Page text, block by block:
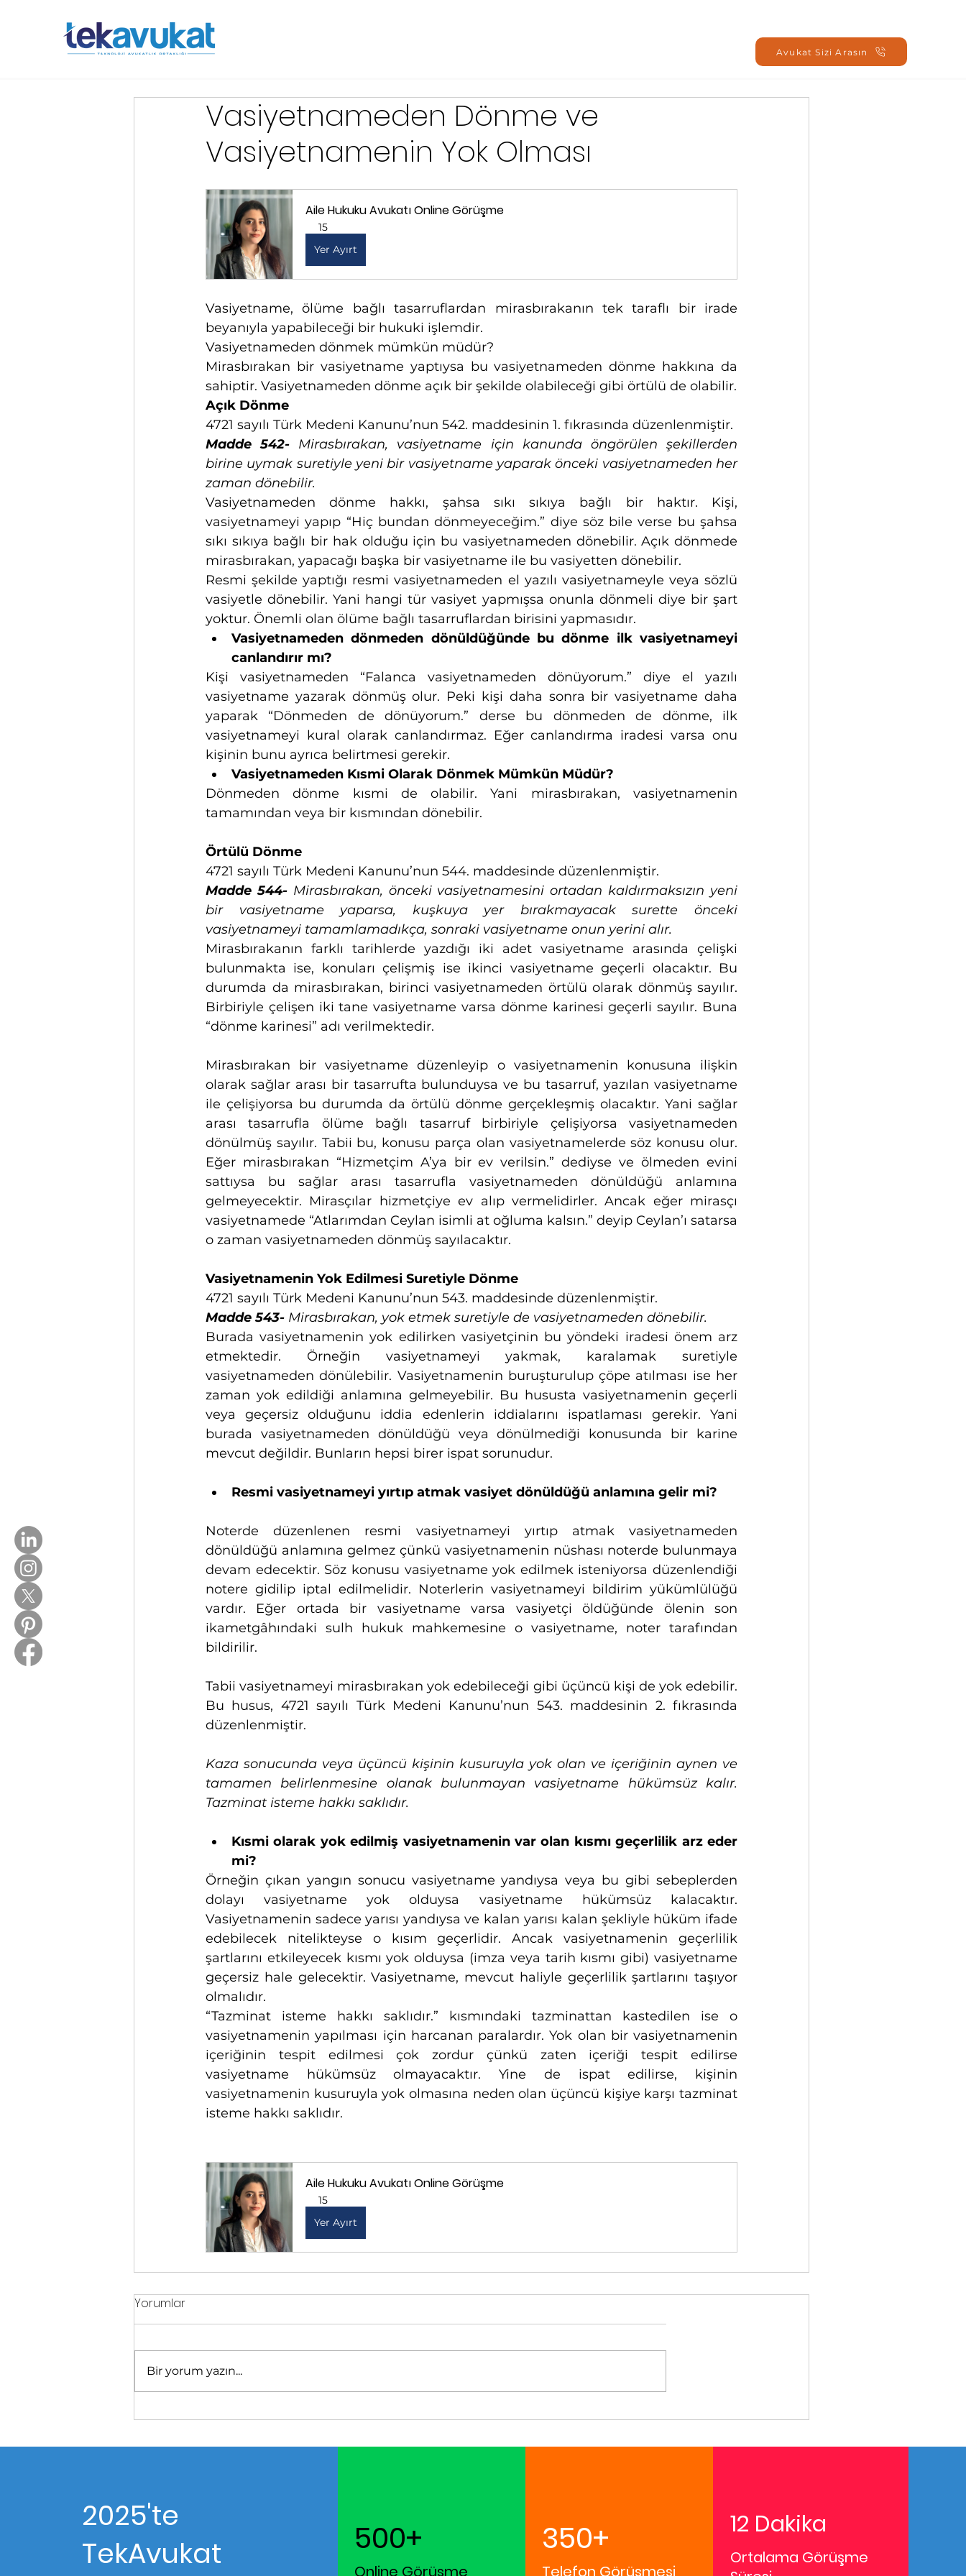
Avukat Sizi Arasın
Vasiyetnameden Dönme ve
Vasiyetnamenin Yok Olması
Aile Hukuku Avukatı Online Görüşme
15
Yer Ayırt
Vasiyetname, ölüme bağlı tasarruflardan mirasbırakanın tek taraflı bir irade
beyanıyla yapabileceği bir hukuki işlemdir.
Vasiyetnameden dönmek mümkün müdür?
Mirasbırakan bir vasiyetname yaptıysa bu vasiyetnameden dönme hakkına da
sahiptir. Vasiyetnameden dönme açık bir şekilde olabileceği gibi örtülü de olabilir.
Açık Dönme
4721 sayılı Türk Medeni Kanunu’nun 542. maddesinin 1. fıkrasında düzenlenmiştir.
Madde 542- Mirasbırakan, vasiyetname için kanunda öngörülen şekillerden
birine uymak suretiyle yeni bir vasiyetname yaparak önceki vasiyetnameden her
zaman dönebilir.
Vasiyetnameden dönme hakkı, şahsa sıkı sıkıya bağlı bir haktır. Kişi,
vasiyetnameyi yapıp “Hiç bundan dönmeyeceğim.” diye söz bile verse bu şahsa
sıkı sıkıya bağlı bir hak olduğu için bu vasiyetnameden dönebilir. Açık dönmede
mirasbırakan, yapacağı başka bir vasiyetname ile bu vasiyetten dönebilir.
Resmi şekilde yaptığı resmi vasiyetnameden el yazılı vasiyetnameyle veya sözlü
vasiyetle dönebilir. Yani hangi tür vasiyet yapmışsa onunla dönmeli diye bir şart
yoktur. Önemli olan ölüme bağlı tasarruflardan birisini yapmasıdır.
Vasiyetnameden dönmeden dönüldüğünde bu dönme ilk vasiyetnameyi
canlandırır mı?
Kişi vasiyetnameden “Falanca vasiyetnameden dönüyorum.” diye el yazılı
vasiyetname yazarak dönmüş olur. Peki kişi daha sonra bir vasiyetname daha
yaparak “Dönmeden de dönüyorum.” derse bu dönmeden de dönme, ilk
vasiyetnameyi kural olarak canlandırmaz. Eğer canlandırma iradesi varsa onu
kişinin bunu ayrıca belirtmesi gerekir.
Vasiyetnameden Kısmi Olarak Dönmek Mümkün Müdür?
Dönmeden dönme kısmi de olabilir. Yani mirasbırakan, vasiyetnamenin
tamamından veya bir kısmından dönebilir.
Örtülü Dönme
4721 sayılı Türk Medeni Kanunu’nun 544. maddesinde düzenlenmiştir.
Madde 544- Mirasbırakan, önceki vasiyetnamesini ortadan kaldırmaksızın yeni
bir vasiyetname yaparsa, kuşkuya yer bırakmayacak surette önceki
vasiyetnameyi tamamlamadıkça, sonraki vasiyetname onun yerini alır.
Mirasbırakanın farklı tarihlerde yazdığı iki adet vasiyetname arasında çelişki
bulunmakta ise, konuları çelişmiş ise ikinci vasiyetname geçerli olacaktır. Bu
durumda da mirasbırakan, birinci vasiyetnameden örtülü olarak dönmüş sayılır.
Birbiriyle çelişen iki tane vasiyetname varsa dönme karinesi geçerli sayılır. Buna
“dönme karinesi” adı verilmektedir.
Mirasbırakan bir vasiyetname düzenleyip o vasiyetnamenin konusuna ilişkin
olarak sağlar arası bir tasarrufta bulunduysa ve bu tasarruf, yazılan vasiyetname
ile çelişiyorsa bu durumda da örtülü dönme gerçekleşmiş olacaktır. Yani sağlar
arası tasarrufla ölüme bağlı tasarruf birbiriyle çelişiyorsa vasiyetnameden
dönülmüş sayılır. Tabii bu, konusu parça olan vasiyetnamelerde söz konusu olur.
Eğer mirasbırakan “Hizmetçim A’ya bir ev verilsin.” dediyse ve ölmeden evini
sattıysa bu sağlar arası tasarrufla vasiyetnameden dönüldüğü anlamına
gelmeyecektir. Mirasçılar hizmetçiye ev alıp vermelidirler. Ancak eğer mirasçı
vasiyetnamede “Atlarımdan Ceylan isimli at oğluma kalsın.” deyip Ceylan’ı satarsa
o zaman vasiyetnameden dönmüş sayılacaktır.
Vasiyetnamenin Yok Edilmesi Suretiyle Dönme
4721 sayılı Türk Medeni Kanunu’nun 543. maddesinde düzenlenmiştir.
Madde 543- Mirasbırakan, yok etmek suretiyle de vasiyetnameden dönebilir.
Burada vasiyetnamenin yok edilirken vasiyetçinin bu yöndeki iradesi önem arz
etmektedir. Örneğin vasiyetnameyi yakmak, karalamak suretiyle
vasiyetnameden dönülebilir. Vasiyetnamenin buruşturulup çöpe atılması ise her
zaman yok edildiği anlamına gelmeyebilir. Bu hususta vasiyetnamenin geçerli
veya geçersiz olduğunu iddia edenlerin iddialarını ispatlaması gerekir. Yani
burada vasiyetnameden dönüldüğü veya dönülmediği konusunda bir karine
mevcut değildir. Bunların hepsi birer ispat sorunudur.
Resmi vasiyetnameyi yırtıp atmak vasiyet dönüldüğü anlamına gelir mi?
Noterde düzenlenen resmi vasiyetnameyi yırtıp atmak vasiyetnameden
dönüldüğü anlamına gelmez çünkü vasiyetnamenin nüshası noterde bulunmaya
devam edecektir. Söz konusu vasiyetname yok edilmek isteniyorsa düzenlendiği
notere gidilip iptal edilmelidir. Noterlerin vasiyetnameyi bildirim yükümlülüğü
vardır. Eğer ortada bir vasiyetname varsa vasiyetçi öldüğünde ölenin son
ikametgâhındaki sulh hukuk mahkemesine o vasiyetname, noter tarafından
bildirilir.
Tabii vasiyetnameyi mirasbırakan yok edebileceği gibi üçüncü kişi de yok edebilir.
Bu husus, 4721 sayılı Türk Medeni Kanunu’nun 543. maddesinin 2. fıkrasında
düzenlenmiştir.
Kaza sonucunda veya üçüncü kişinin kusuruyla yok olan ve içeriğinin aynen ve
tamamen belirlenmesine olanak bulunmayan vasiyetname hükümsüz kalır.
Tazminat isteme hakkı saklıdır.
Kısmi olarak yok edilmiş vasiyetnamenin var olan kısmı geçerlilik arz eder
mi?
Örneğin çıkan yangın sonucu vasiyetname yandıysa veya bu gibi sebeplerden
dolayı vasiyetname yok olduysa vasiyetname hükümsüz kalacaktır.
Vasiyetnamenin sadece yarısı yandıysa ve kalan yarısı kalan şekliyle hüküm ifade
edebilecek nitelikteyse o kısım geçerlidir. Ancak vasiyetnamenin geçerlilik
şartlarını etkileyecek kısmı yok olduysa (imza veya tarih kısmı gibi) vasiyetname
geçersiz hale gelecektir. Vasiyetname, mevcut haliyle geçerlilik şartlarını taşıyor
olmalıdır.
“Tazminat isteme hakkı saklıdır.” kısmındaki tazminattan kastedilen ise o
vasiyetnamenin yapılması için harcanan paralardır. Yok olan bir vasiyetnamenin
içeriğinin tespit edilmesi çok zordur çünkü zaten içeriği tespit edilirse
vasiyetname hükümsüz olmayacaktır. Yine de ispat edilirse, kişinin
vasiyetnamenin kusuruyla yok olmasına neden olan üçüncü kişiye karşı tazminat
isteme hakkı saklıdır.
Aile Hukuku Avukatı Online Görüşme
15
Yer Ayırt
Yorumlar
Bir yorum yazın...
2025'te
TekAvukat
500+
Online Görüşme
350+
Telefon Görüşmesi
12 Dakika
Ortalama Görüşme